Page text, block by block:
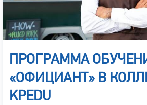
ПРОГРАММА
«ОФИЦИАНТ» В
KPEDU